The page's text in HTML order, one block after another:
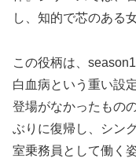
し、知的で芯のある
この役柄は、
白血病という重い設
登場がなかったもの
ぶりに復帰し、シン
室乗務員として働く